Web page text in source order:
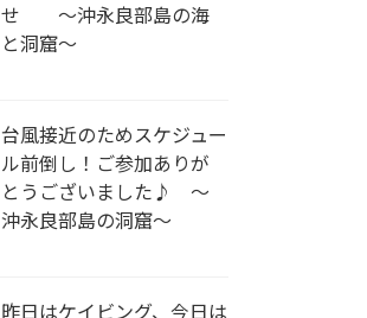
せ ～沖永良部島の海
と洞窟～
台風接近のためスケジュー
ル前倒し！ご参加ありが
とうございました♪ ～
沖永良部島の洞窟～
昨日はケイビング、今日は